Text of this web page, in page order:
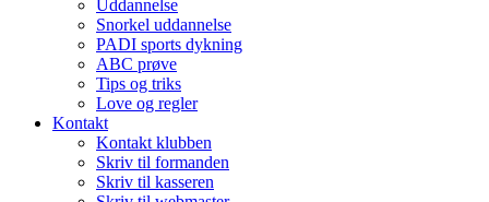
Uddannelse
Snorkel uddannelse
PADI sports dykning
ABC prøve
Tips og triks
Love og regler
Kontakt
Kontakt klubben
Skriv til formanden
Skriv til kasseren